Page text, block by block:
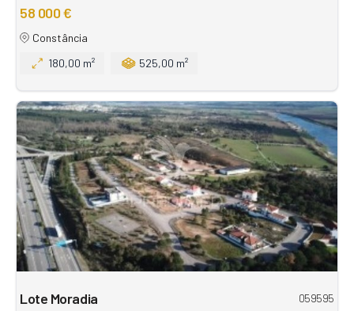
58 000 €
Constância
180,00 m²
525,00 m²
Lote Moradia 059595